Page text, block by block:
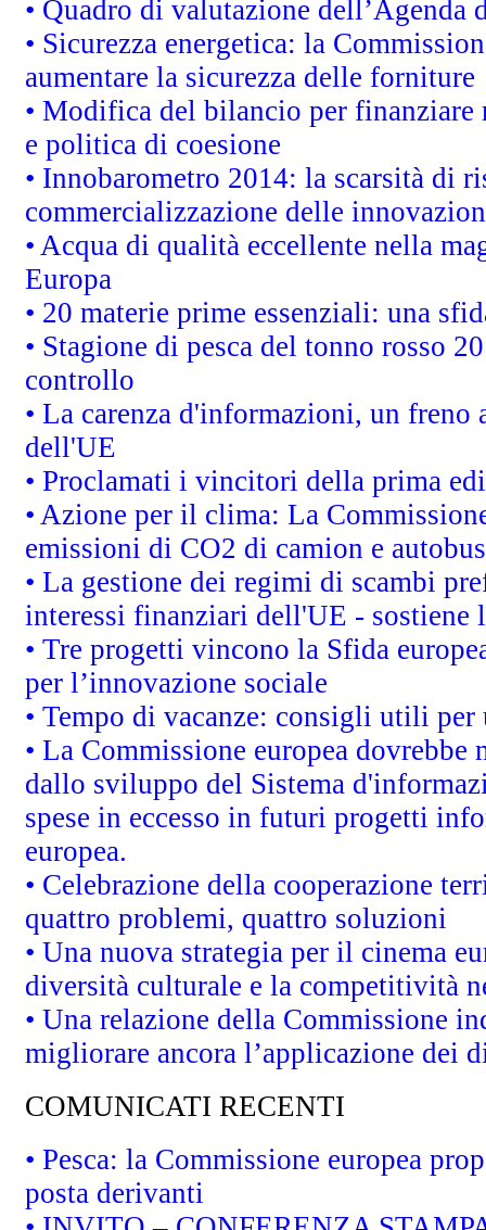
• Quadro di valutazione
• Sicurezza energetica: la
aumentare la sicurezza delle forniture
• Modifica del bilancio per finanziare
e politica di coesione
• Innobarometro 2014: la scarsità di
commercializzazione delle
• Acqua di qualità eccellente nella
Europa
• 20 materie prime essenziali: una
• Stagione di pesca del tonno rosso
controllo
• La carenza d'informazioni, un
dell'UE
• Proclamati i vincitori della prima
• Azione per il clima: La
emissioni di CO2 di camion e autobus
• La gestione dei regimi di scambi
interessi finanziari dell'UE - sostiene
• Tre progetti vincono la Sfida
per l’innovazione sociale
• Tempo di vacanze: consigli utili per
• La Commissione europea
dallo sviluppo del Sistema
spese in eccesso in futuri progetti
europea.
• Celebrazione della cooperazione
quattro problemi, quattro soluzioni
• Una nuova strategia per il cinema
diversità culturale e la competitività
• Una relazione della Commissione
migliorare ancora l’applicazione dei
COMUNICATI RECENTI
• Pesca: la Commissione europea
posta derivanti